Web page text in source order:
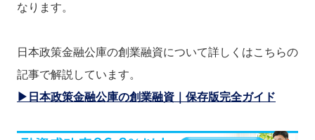
なります。
日本政策金融公庫の創業融資について詳しくはこちらの
記事で解説しています。
▶日本政策金融公庫の創業融資｜保存版完全ガイド